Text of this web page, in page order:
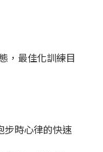
，最佳化訓練目
時心律的快速